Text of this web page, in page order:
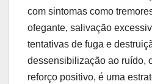
com sintomas como
ofegante, salivação
tentativas de fuga e
dessensibilização ao ruído,
reforço positivo, é uma